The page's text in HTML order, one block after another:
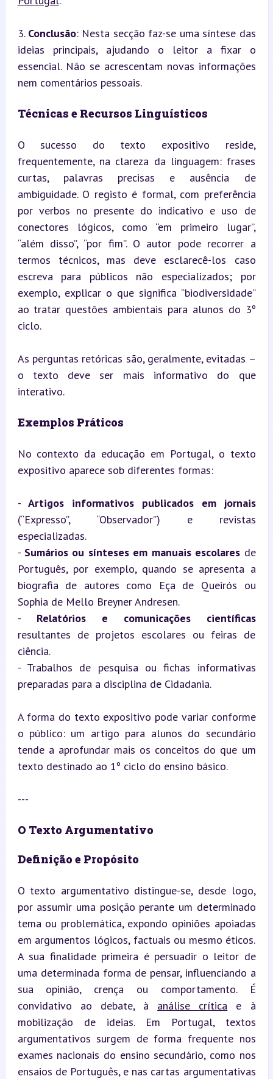
3. Conclusão: Nesta secção faz-se uma síntese das
ideias principais, ajudando o leitor a fixar o
essencial. Não se acrescentam novas informações
nem comentários pessoais.
Técnicas e Recursos Linguísticos
O sucesso do texto expositivo reside,
frequentemente, na clareza da linguagem: frases
curtas, palavras precisas e ausência de
ambiguidade. O registo é formal, com preferência
por verbos no presente do indicativo e uso de
conectores lógicos, como “em primeiro lugar”,
“além disso”, “por fim”. O autor pode recorrer a
termos técnicos, mas deve esclarecê-los caso
escreva para públicos não especializados; por
exemplo, explicar o que significa “biodiversidade”
ao tratar questões ambientais para alunos do 3º
ciclo.
As perguntas retóricas são, geralmente, evitadas –
o texto deve ser mais informativo do que
interativo.
Exemplos Práticos
No contexto da educação em Portugal, o texto
expositivo aparece sob diferentes formas:
- Artigos informativos publicados em jornais
(“Expresso”, “Observador”) e revistas
especializadas.
- Sumários ou sínteses em manuais escolares de
Português, por exemplo, quando se apresenta a
biografia de autores como Eça de Queirós ou
Sophia de Mello Breyner Andresen.
- Relatórios e comunicações científicas
resultantes de projetos escolares ou feiras de
ciência.
- Trabalhos de pesquisa ou fichas informativas
preparadas para a disciplina de Cidadania.
A forma do texto expositivo pode variar conforme
o público: um artigo para alunos do secundário
tende a aprofundar mais os conceitos do que um
texto destinado ao 1º ciclo do ensino básico.
---
O Texto Argumentativo
Definição e Propósito
O texto argumentativo distingue-se, desde logo,
por assumir uma posição perante um determinado
tema ou problemática, expondo opiniões apoiadas
em argumentos lógicos, factuais ou mesmo éticos.
A sua finalidade primeira é persuadir o leitor de
uma determinada forma de pensar, influenciando a
sua opinião, crença ou comportamento. É
convidativo ao debate, à análise crítica e à
mobilização de ideias. Em Portugal, textos
argumentativos surgem de forma frequente nos
exames nacionais do ensino secundário, como nos
ensaios de Português, e nas cartas argumentativas